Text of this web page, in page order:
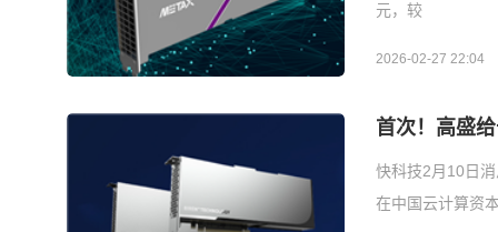
元，较
2026-02-27 22:04
首次！高盛
快科技2月10日
在中国云计算资